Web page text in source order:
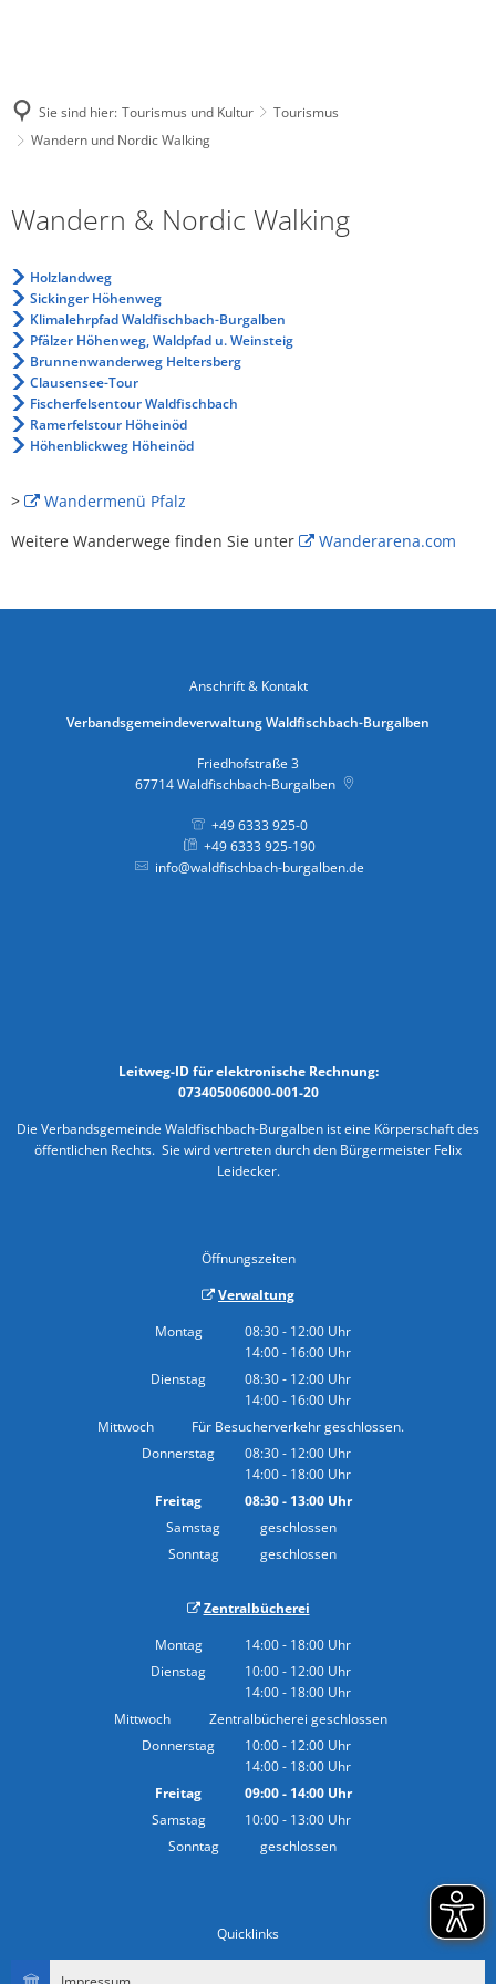
Sie sind hier: Tourismus und Kultur
Tourismus
Wandern und Nordic Walking
und
Nordic
Walking
Wandern & Nordic Walking
Holzlandweg
Sickinger Höhenweg
Klimalehrpfad Waldfischbach-Burgalben
Pfälzer Höhenweg, Waldpfad u. Weinsteig
Brunnenwanderweg Heltersberg
Clausensee-Tour
Fischerfelsentour Waldfischbach
Ramerfelstour Höheinöd
Höhenblickweg Höheinöd
>
Wandermenü Pfalz
Weitere Wanderwege finden Sie unter
Wanderarena.com
Anschrift & Kontakt
Verbandsgemeindeverwaltung Waldfischbach-Burgalben
Friedhofstraße 3
67714 Waldfischbach-Burgalben
+49 6333 925-0
+49 6333 925-190
info@waldfischbach-burgalben.de
Leitweg-ID für elektronische Rechnung:
073405006000-001-20
Die Verbandsgemeinde Waldfischbach-Burgalben ist eine Körperschaft des
öffentlichen Rechts. Sie wird vertreten durch den Bürgermeister Felix
Leidecker.
Öffnungszeiten
Verwaltung
Montag
08:30- 12:00 Uhr
Von 08:30 bis 12:00 Uhr
14:00- 16:00 Uhr
Von 14:00 bis 16:00 Uhr
Dienstag 08:30- 12:00 Uhr
Von 08:30 bis 12:00 Uhr
14:00- 16:00 Uhr
Von 14:00 bis 16:00 Uhr
Mittwoch
Für Besucherverkehr geschlossen.
Donnerstag
08:30- 12:00 Uhr
Von 08:30 bis 12:00 Uhr
14:00- 18:00 Uhr
Von 14:00 bis 18:00 Uhr
Freitag 08:30- 13:00Uhr
Von 08:30 bis 13:00 Uhr
Samstag
geschlossen
Sonntag
geschlossen
Zentralbücherei
Montag
14:00- 18:00 Uhr
Von 14:00 bis 18:00 Uhr
Dienstag 10:00- 12:00 Uhr
Von 10:00 bis 12:00 Uhr
14:00- 18:00 Uhr
Von 14:00 bis 18:00 Uhr
Mittwoch
Zentralbücherei geschlossen
Donnerstag
10:00- 12:00 Uhr
Von 10:00 bis 12:00 Uhr
14:00- 18:00 Uhr
Von 14:00 bis 18:00 Uhr
Freitag 09:00- 14:00Uhr
Von 09:00 bis 14:00 Uhr
Samstag 10:00- 13:00 Uhr
Von 10:00 bis 13:00 Uhr
Sonntag geschlossen
Quicklinks